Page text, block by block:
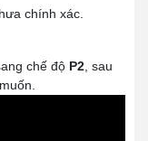
chính xác.
chế độ P2 , sau